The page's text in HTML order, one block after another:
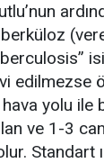
yolu ile
ve 1-3
Standart